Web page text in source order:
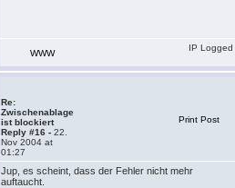
WWW
IP Logged
Re:
Zwischenablage
ist blockiert
Reply #16 - 22.
Nov 2004 at
01:27
Print Post
Jup, es scheint, dass der Fehler nicht mehr
auftaucht.